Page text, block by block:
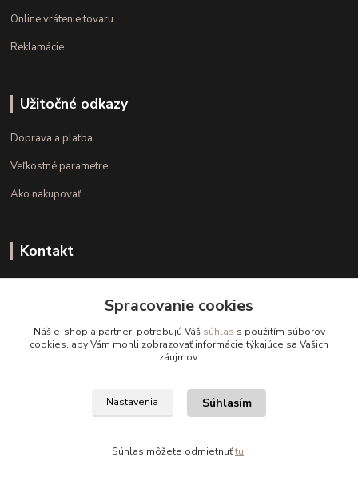
Online vrátenie tovaru
Reklamácie
Užitočné odkazy
Doprava a platba
Veľkostné parametre
Ako nakupovať
Kontakt
(Po.-Pi. 10.00 - 15.00)
info@kvalitnaBielizen.sk
Copyright © kvalitnabielizen.sk
Spracovanie cookies
Náš e-shop a partneri potrebujú Váš súhlas s použitím súborov
cookies, aby Vám mohli zobrazovať informácie týkajúce sa Vašich
záujmov.
Nastavenia Súhlasím
Súhlas môžete odmietnuťtu.